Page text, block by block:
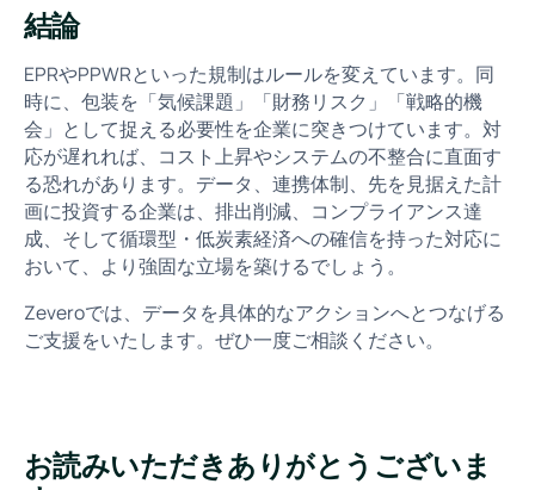
結論
EPRやPPWRといった規制はルールを変えています。同
時に、包装を「気候課題」「財務リスク」「戦略的機
会」として捉える必要性を企業に突きつけています。対
応が遅れれば、コスト上昇やシステムの不整合に直面す
る恐れがあります。データ、連携体制、先を見据えた計
画に投資する企業は、排出削減、コンプライアンス達
成、そして循環型・低炭素経済への確信を持った対応に
おいて、より強固な立場を築けるでしょう。
Zeveroでは、データを具体的なアクションへとつなげる
ご支援をいたします。ぜひ一度ご相談ください。
お読みいただきありがとうございま